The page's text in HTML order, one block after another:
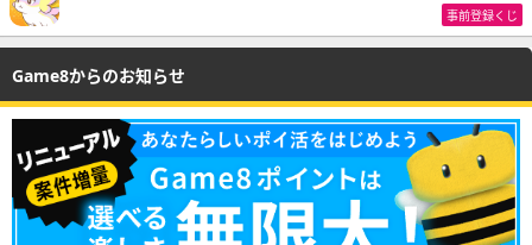
事前登録くじ
Game8からのお知らせ